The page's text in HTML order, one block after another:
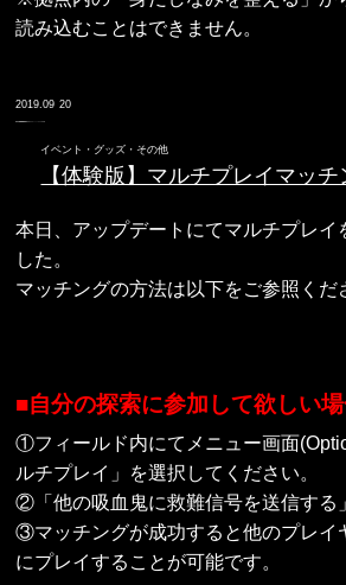
読み込むことはできません。
2019.09 20
イベント・グッズ・その他
【体験版】マルチプレイマッ
本日、アップデートにてマルチプレイ
した。
マッチングの方法は以下をご参照くだ
■自分の探索に参加して欲しい
①フィールド内にてメニュー画面
ルチプレイ」を選択してください。
②「他の吸血鬼に救難信号を送信する
③マッチングが成功すると他のプレイ
にプレイすることが可能です。